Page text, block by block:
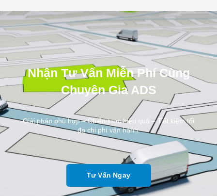
Nhận Tư Vấn Miễn Phí Cùng
Chuyên Gia ADS
Giải pháp phù hợp – Chiến lược hiệu quả – Tiết kiệm tối
đa chi phí vận hành.
Tư Vấn Ngay